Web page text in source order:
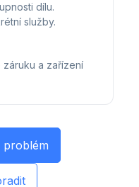
dílu.
služby.
záruku a zařízení
problém